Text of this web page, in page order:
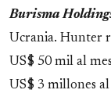
Burisma
Ucrania. Hunter
US$ 50 mil al
US$ 3 millones